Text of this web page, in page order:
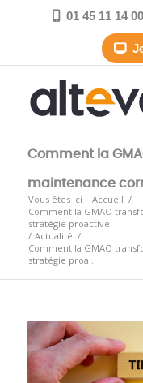
 01 45 11 14 00
Je
Comment la
maintenance
Vous êtes ici : Accueil /
Comment la GMAO
stratégie proactive
/ Actualité /
Comment la GMAO
stratégie proa...